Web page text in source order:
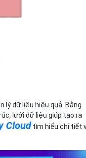
lý dữ liệu hiệu quả. Bằng
lưới dữ liệu giúp tạo ra
Cloud tìm hiểu chi tiết